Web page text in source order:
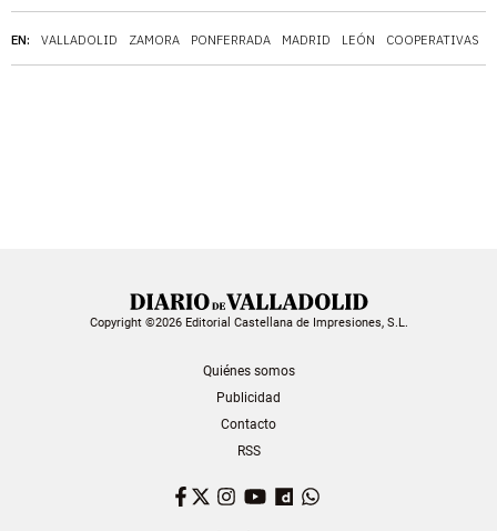
EN: VALLADOLID ZAMORA PONFERRADA MADRID LEÓN COOPERATIVAS
Copyright ©2026 Editorial Castellana de Impresiones, S.L.
Quiénes somos
Publicidad
Contacto
RSS
Facebook
TwitterInstagram
YouTubeDailymotion